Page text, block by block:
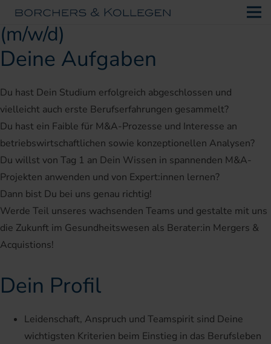
Berater Mergers & Acquisitions
(m/w/d)
Deine Aufgaben
Du hast Dein Studium erfolgreich abgeschlossen und
vielleicht auch erste Berufserfahrungen gesammelt?
Du hast ein Faible für M&A-Prozesse und Interesse an
betriebswirtschaftlichen sowie konzeptionellen Analysen?
Du willst von Tag 1 an Dein Wissen in spannenden M&A-
Projekten anwenden und von Expert:innen lernen?
Dann bist Du bei uns genau richtig!
Werde Teil unseres wachsenden Teams und gestalte mit uns
die Zukunft im Gesundheitswesen als Berater:in Mergers &
Acquistions!
Dein Profil
Leidenschaft, Anspruch und Teamspirit sind Deine
wichtigsten Kriterien beim Einstieg in das Berufsleben